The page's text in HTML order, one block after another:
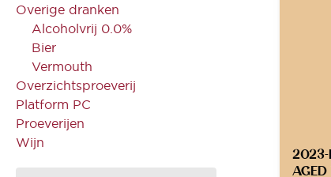
Overige dranken
Alcoholvrij 0.0%
Bier
Vermouth
Overzichtsproeverij
Platform PC
Proeverijen
Wijn
2023-
AGED